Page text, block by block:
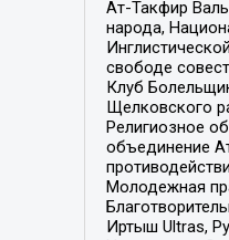
Ат-Такфир
народа,
свободе
Клуб
Щелковского
Религиозное
объединение
Молодежная
Иртыш Ultras,